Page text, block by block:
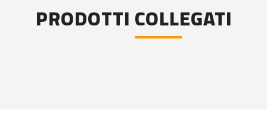
PRODOTTI COLLEGATI